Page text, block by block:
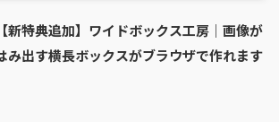
【新特典追加】ワイドボックス工房｜画像が
み出す横長ボックスがブラウザで作れます